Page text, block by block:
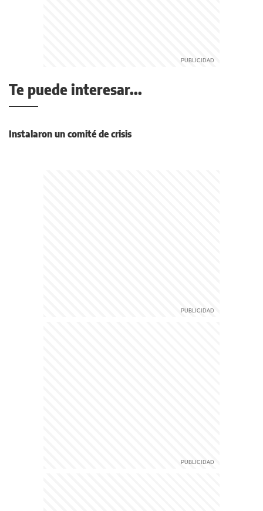
Te puede interesar...
Instalaron un comité de crisis